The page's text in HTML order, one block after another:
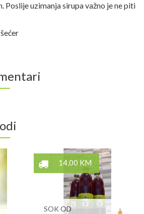
Poslije uzimanja sirupa važno je ne piti
14,00 KM
SOK OD